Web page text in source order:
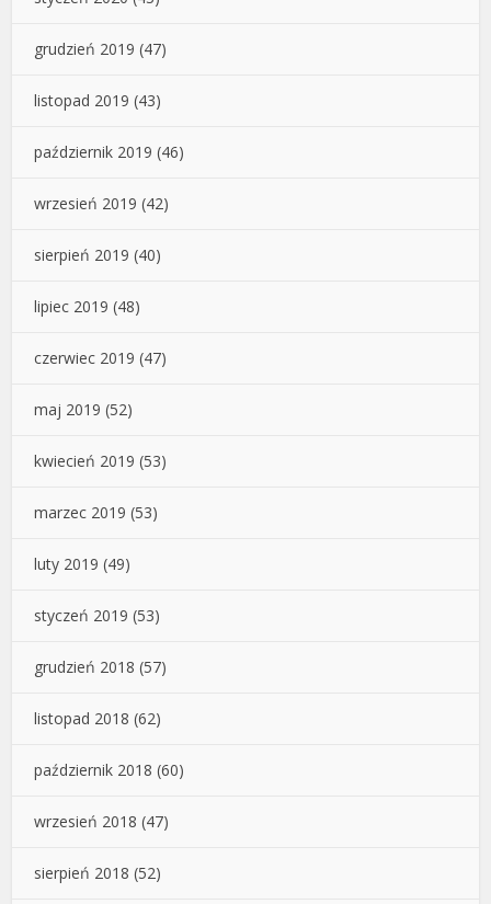
grudzień 2019 (47)
listopad 2019 (43)
październik 2019 (46)
wrzesień 2019 (42)
sierpień 2019 (40)
lipiec 2019 (48)
czerwiec 2019 (47)
maj 2019 (52)
kwiecień 2019 (53)
marzec 2019 (53)
luty 2019 (49)
styczeń 2019 (53)
grudzień 2018 (57)
listopad 2018 (62)
październik 2018 (60)
wrzesień 2018 (47)
sierpień 2018 (52)